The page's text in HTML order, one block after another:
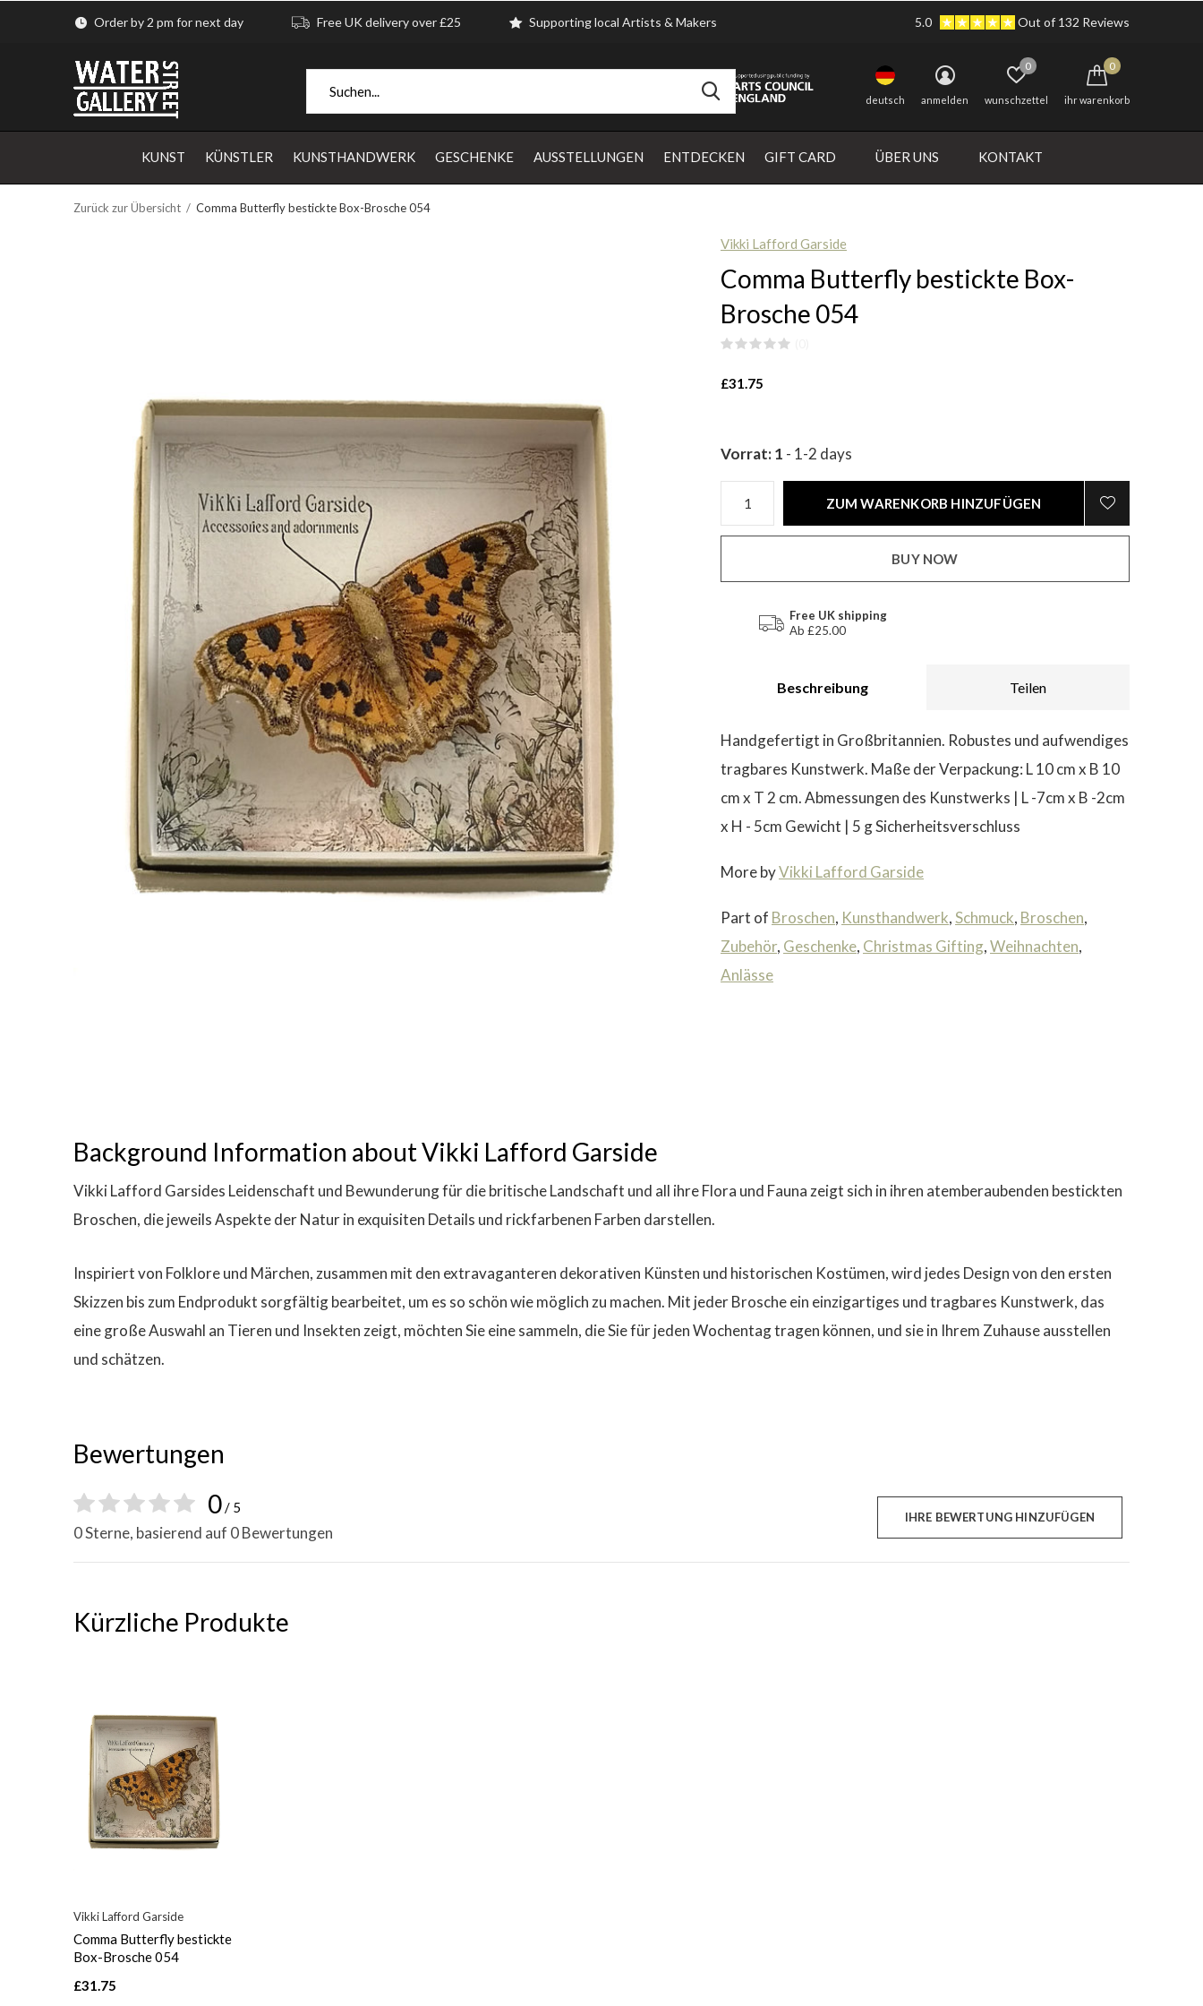
KUNST KÜNSTLER KUNSTHANDWERK GESCHENKE AUSSTELLUNGEN ENTDECKEN GIFT CARD ÜBER UNS KONTAKT
deutsch anmelden wunschzettel
0
ihr warenkorb
0
Order by 2 pm for next day Free UK delivery over £25 Supporting local Artists & Makers 5.0 Out of 132 Reviews
Zurück zur Übersicht Comma Butterfly bestickte Box-Brosche 054
Vikki Lafford Garside
Comma Butterfly bestickte Box-
Brosche 054
£31.75
Vorrat: 1 - 1-2 days
ZUM WARENKORB HINZUFÜGEN
BUY NOW
Free UK shipping
Ab £25.00
Beschreibung Teilen
Handgefertigt in Großbritannien. Robustes und aufwendiges
tragbares Kunstwerk. Maße der Verpackung: L 10 cm x B 10
cm x T 2 cm. Abmessungen des Kunstwerks | L -7cm x B -2cm
x H - 5cm Gewicht | 5 g Sicherheitsverschluss
More byVikki Lafford Garside
Part of Broschen, Kunsthandwerk,Schmuck, Broschen,
Zubehör, Geschenke, Christmas Gifting,Weihnachten,
Anlässe
Background Information about Vikki Lafford Garside
Vikki Lafford Garsides Leidenschaft und Bewunderung für die britische Landschaft und all ihre Flora und Fauna zeigt sich in ihren atemberaubenden bestickten
Broschen, die jeweils Aspekte der Natur in exquisiten Details und rickfarbenen Farben darstellen.
Inspiriert von Folklore und Märchen, zusammen mit den extravaganteren dekorativen Künsten und historischen Kostümen, wird jedes Design von den ersten
Skizzen bis zum Endprodukt sorgfältig bearbeitet, um es so schön wie möglich zu machen. Mit jeder Brosche ein einzigartiges und tragbares Kunstwerk, das
eine große Auswahl an Tieren und Insekten zeigt, möchten Sie eine sammeln, die Sie für jeden Wochentag tragen können, und sie in Ihrem Zuhause ausstellen
und schätzen.
Bewertungen
0/ 5
0 Sterne, basierend auf 0 Bewertungen
IHRE BEWERTUNG HINZUFÜGEN
Kürzliche Produkte
Vikki Lafford Garside
Comma Butterfly bestickte
Box-Brosche 054
£31.75